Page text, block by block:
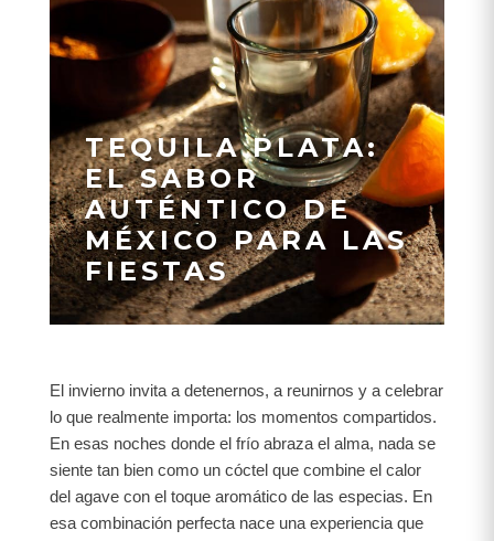
TEQUILA PLATA:
EL SABOR
AUTÉNTICO DE
MÉXICO PARA LAS
FIESTAS
El invierno invita a detenernos, a reunirnos y a celebrar
lo que realmente importa: los momentos compartidos.
En esas noches donde el frío abraza el alma, nada se
siente tan bien como un cóctel que combine el calor
del agave con el toque aromático de las especias. En
esa combinación perfecta nace una experiencia que